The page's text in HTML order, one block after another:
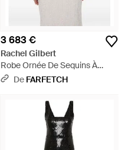
3 683 €
Rachel Gilbert
Robe Ornée De Sequins À
Coupe Longue Ava - Blanc
De FARFETCH